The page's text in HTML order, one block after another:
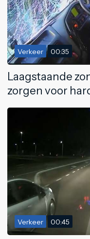
Verkeer 00:35
Laagstaande
zorgen voor
Verkeer 00:45